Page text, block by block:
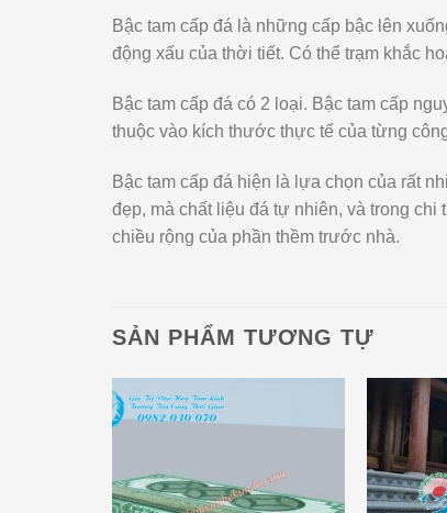
Bậc tam cấp đá là những cấp bậc lên
động xấu của thời tiết. Có thể trạm khắc
Bậc tam cấp đá có 2 loại. Bậc tam cấp
thuộc vào kích thước thực tế của từng
Bậc tam cấp đá hiện là lựa chọn của rất
đẹp, mà chất liệu đá tự nhiên, và trong
chiều rộng của phần thềm trước nhà.
SẢN PHẨM TƯƠNG TỰ